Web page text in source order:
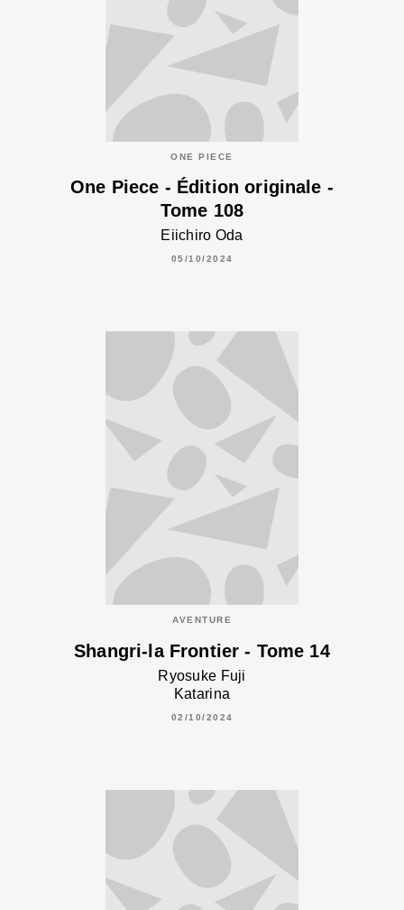
ONE PIECE
One Piece - Édition originale -
Tome 108
Eiichiro Oda
05/10/2024
AVENTURE
Shangri-la Frontier - Tome 14
Ryosuke Fuji
Katarina
02/10/2024